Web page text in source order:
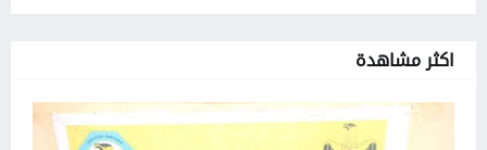
اكثر مشاهدة